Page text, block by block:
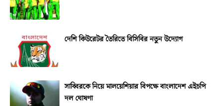
দেশি কিউরেটর তৈরিতে বিসিবির নতুন উদ্যোগ
সাব্বিরকে নিয়ে মালয়েশিয়ার বিপক্ষে বাংলাদেশ এইচপি
দল ঘোষণা